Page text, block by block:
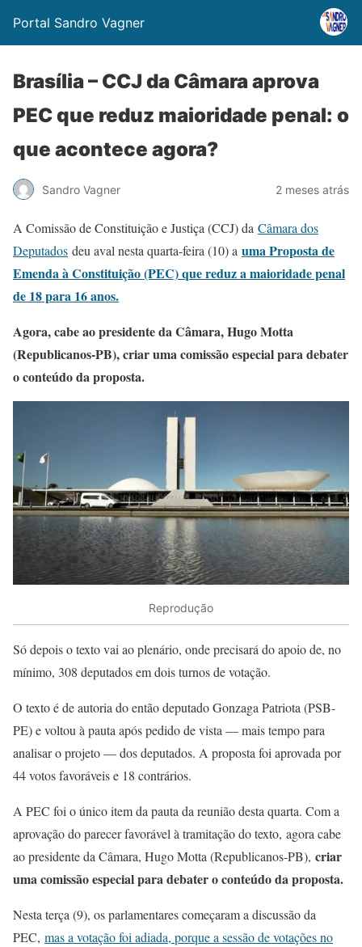
Portal Sandro Vagner
Brasília – CCJ da Câmara aprova
PEC que reduz maioridade penal: o
que acontece agora?
Sandro Vagner 2 meses atrás
A Comissão de Constituição e Justiça (CCJ) da Câmara dos
Deputados deu aval nesta quarta-feira (10) a uma Proposta de
Emenda à Constituição (PEC) que reduz a maioridade penal
de 18 para 16 anos.
Agora, cabe ao presidente da Câmara, Hugo Motta
(Republicanos-PB), criar uma comissão especial para debater
o conteúdo da proposta.
Reprodução
Só depois o texto vai ao plenário, onde precisará do apoio de, no
mínimo, 308 deputados em dois turnos de votação.
O texto é de autoria do então deputado Gonzaga Patriota (PSB-
PE) e voltou à pauta após pedido de vista — mais tempo para
analisar o projeto — dos deputados. A proposta foi aprovada por
44 votos favoráveis e 18 contrários.
A PEC foi o único item da pauta da reunião desta quarta. Com a
aprovação do parecer favorável à tramitação do texto, agora cabe
ao presidente da Câmara, Hugo Motta (Republicanos-PB), criar
uma comissão especial para debater o conteúdo da proposta.
Nesta terça (9), os parlamentares começaram a discussão da
PEC, mas a votação foi adiada, porque a sessão de votações no